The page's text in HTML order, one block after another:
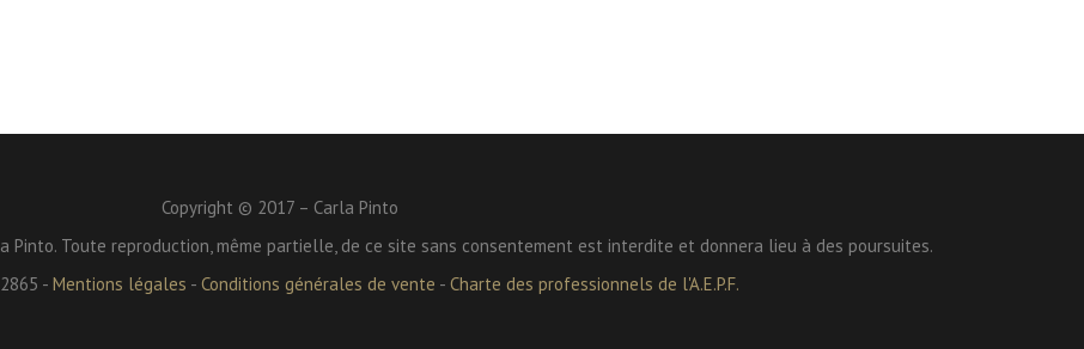
Copyright © 2017 – Carla Pinto
Pinto. Toute reproduction, même partielle, de ce site sans consentement est interdite et donnera lieu à des poursuites.
- Mentions légales - Conditions générales de vente - Charte des professionnels de l'A.E.P.F.